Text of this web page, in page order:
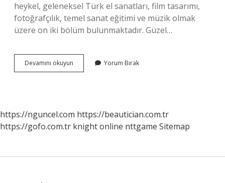
heykel, geleneksel Türk el sanatları, film tasarımı,
fotoğrafçılık, temel sanat eğitimi ve müzik olmak
üzere on iki bölüm bulunmaktadır. Güzel…
Devamını okuyun
Sanatlar
Yorum Bırak
https://nguncel.com https://beautician.com.tr
https://gofo.com.tr knight online nttgame Sitemap